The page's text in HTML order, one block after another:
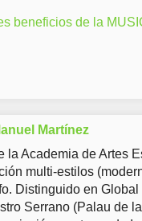
beneficios de la
Martínez
la Academia de Artes
multi-estilos
Distinguido en
Serrano (Palau de